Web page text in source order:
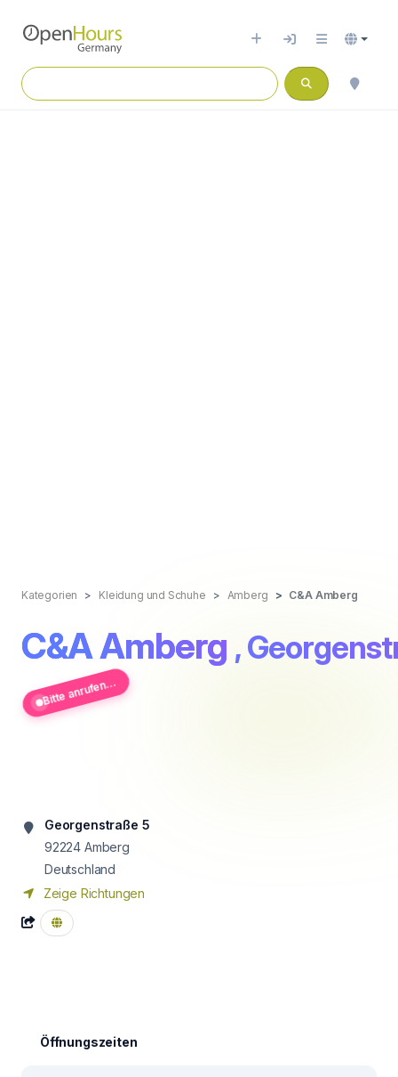
Kategorien Kleidung und Schuhe Amberg C&A Amberg
C&A Amberg ,
Bitte anrufen...
Georgenstraße 5
92224 Amberg
Deutschland
Zeige Richtungen
Öffnungszeiten